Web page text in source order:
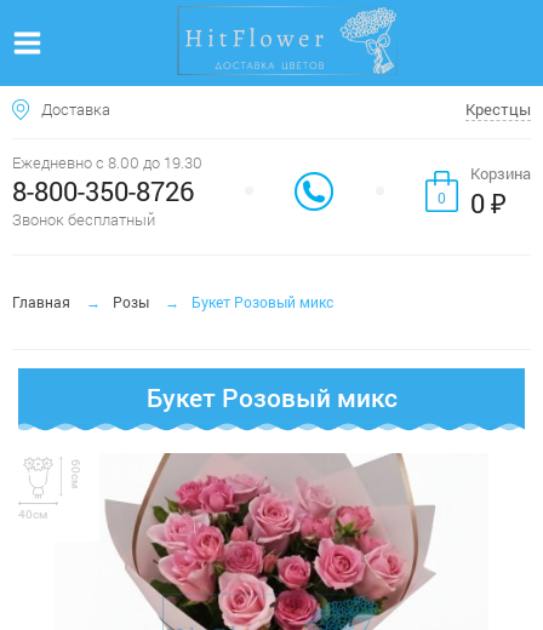
Доставка Крестцы
Ежедневно с 8.00 до 19.30
8-800-350-8726
Звонок бесплатный
0
Корзина
0 ₽
Главная Розы Букет Розовый микс
Букет Розовый микс
40см
60см